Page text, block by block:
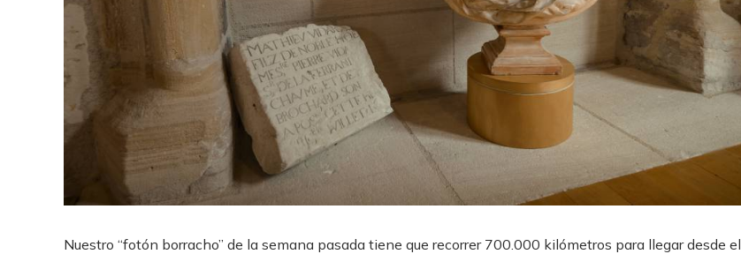
Nuestro “fotón borracho” de la semana pasada tiene que recorrer 700.000 kilómetros para llegar desde el